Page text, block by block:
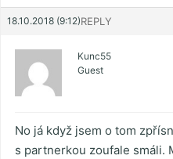
18.10.2018 (9:12)REPLY
Kunc55
Guest
No já když jsem o tom
s partnerkou zoufale smáli.